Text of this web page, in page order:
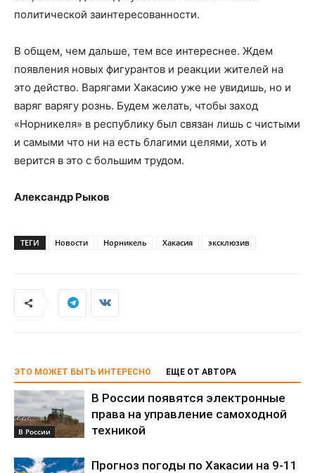
политической заинтересованности.
В общем, чем дальше, тем все интереснее. Ждем
появления новых фигурантов и реакции жителей на
это действо. Варягами Хакасию уже не увидишь, но и
варяг варягу рознь. Будем желать, чтобы заход
«Норникеля» в республику был связан лишь с чистыми
и самыми что ни на есть благими целями, хоть и
верится в это с большим трудом.
Александр Рыков
ТЕГИ Новости Норникель Хакасия эксклюзив
ЭТО МОЖЕТ БЫТЬ ИНТЕРЕСНО ЕЩЕ ОТ АВТОРА
В России
В России появятся электронные
права на управление самоходной
техникой
Прогноз погоды по Хакасии на 9-11